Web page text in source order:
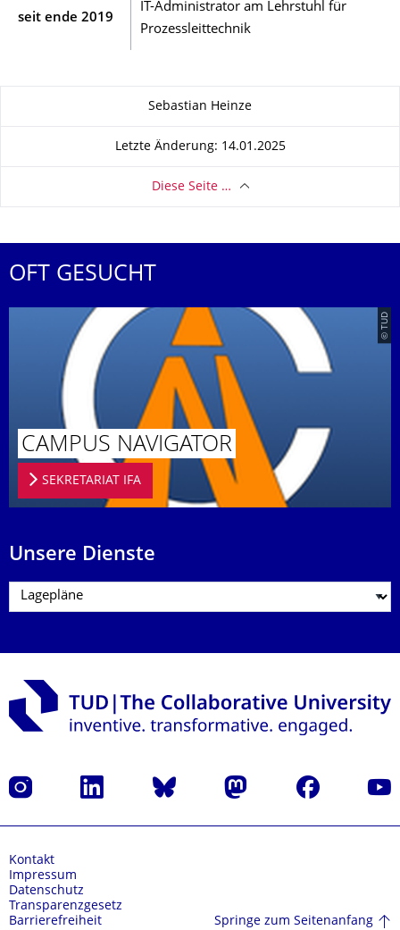
seit ende 2019
IT-Administrator am Lehrstuhl für
Prozessleittechnik
Sebastian Heinze
Letzte Änderung: 14.01.2025
Diese Seite …
OFT GESUCHT
© TUD
CAMPUS NAVIGATOR
SEKRETARIAT IFA
Unsere Dienste
Instagram LinkedIn Bluesky Mastodon Facebook
Kontakt
Impressum
Datenschutz
Transparenzgesetz
Barrierefreiheit
Springe zum Seitenanfang